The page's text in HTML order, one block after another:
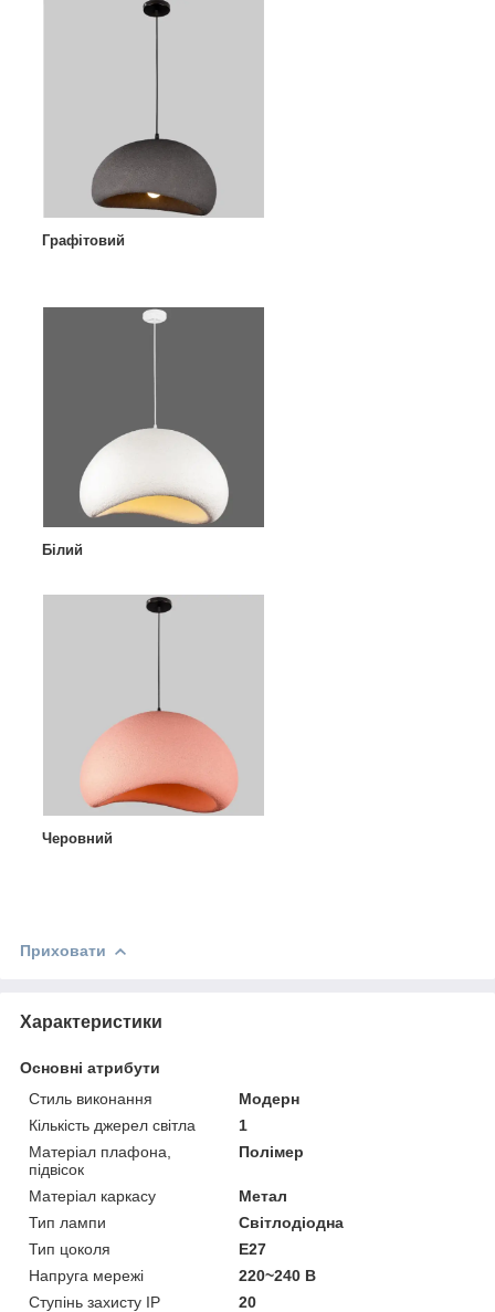
Графітовий
Білий
Черовний
Приховати
Характеристики
Основні атрибути
Стиль виконання
Модерн
Кількість джерел світла
1
Матеріал плафона,
підвісок
Полімер
Матеріал каркасу
Метал
Тип лампи
Світлодіодна
Тип цоколя
E27
Напруга мережі
220~240 В
Ступінь захисту IP
20